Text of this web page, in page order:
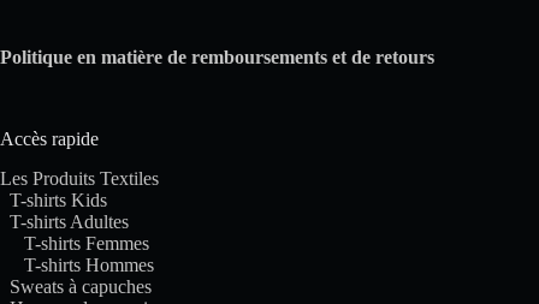
Politique en matière de remboursements et de retours
Accès rapide
Les Produits Textiles
T-shirts Kids
T-shirts Adultes
T-shirts Femmes
T-shirts Hommes
Sweats à capuches